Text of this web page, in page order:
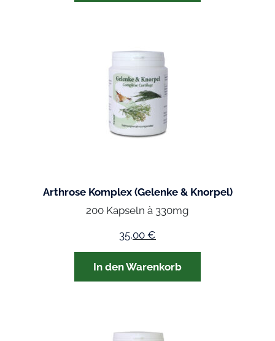
Arthrose Komplex (Gelenke & Knorpel)
200 Kapseln à 330mg
35,00 €
In den Warenkorb